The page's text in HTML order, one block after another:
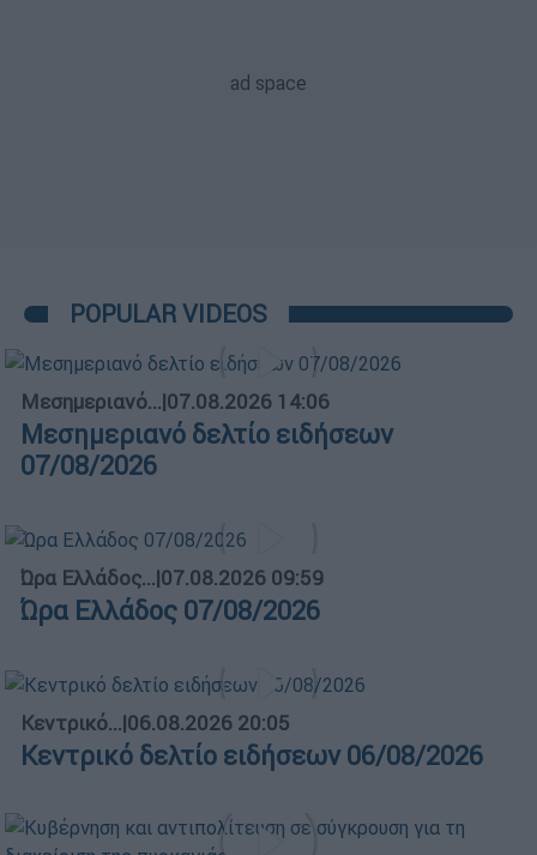
POPULAR VIDEOS
Μεσημεριανό...|07.08.2026 14:06
Μεσημεριανό δελτίο ειδήσεων
07/08/2026
Ώρα Ελλάδος...|07.08.2026 09:59
Ώρα Ελλάδος 07/08/2026
Κεντρικό...|06.08.2026 20:05
Κεντρικό δελτίο ειδήσεων 06/08/2026